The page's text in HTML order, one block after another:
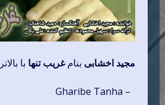
مجید اخشابی بنامغریب تنها با
– Gharibe Tanha